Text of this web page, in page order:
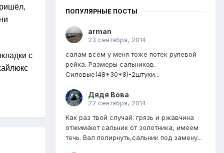
с
ПОПУЛЯРНЫЕ ПОСТЫ
arman
23 сентября, 2014
салам всем у меня тоже потек рулевой
рейка. Размеры сальников.
Силовые(48*30*8)-2штуки...
Дядя Вова
22 сентября, 2014
Как раз твой случай: грязь и ржавчина
отжимают сальник от золотника, имеем
течь. Вал полирнуть,сальник под замену...